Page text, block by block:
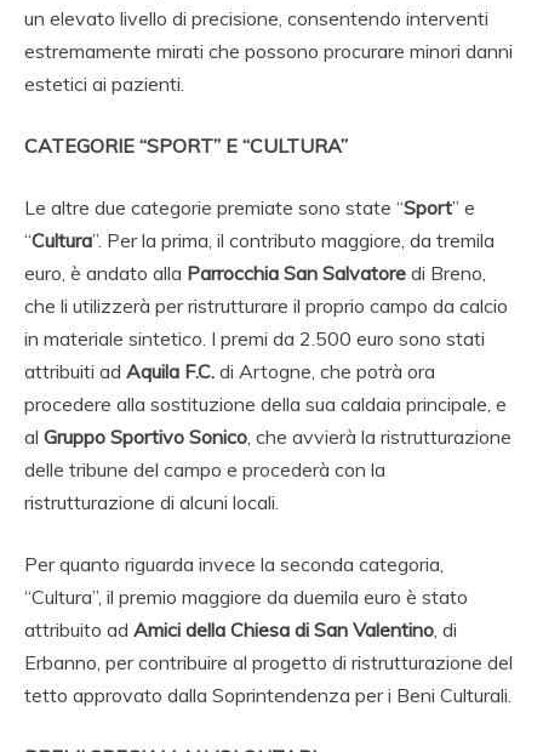
un elevato livello di precisione, consentendo interventi
estremamente mirati che possono procurare minori danni
estetici ai pazienti.
CATEGORIE “SPORT” E “CULTURA”
Le altre due categorie premiate sono state “Sport” e
“Cultura”. Per la prima, il contributo maggiore, da tremila
euro, è andato alla Parrocchia San Salvatore di Breno,
che li utilizzerà per ristrutturare il proprio campo da calcio
in materiale sintetico. I premi da 2.500 euro sono stati
attribuiti ad Aquila F.C. di Artogne, che potrà ora
procedere alla sostituzione della sua caldaia principale, e
al Gruppo Sportivo Sonico, che avvierà la ristrutturazione
delle tribune del campo e procederà con la
ristrutturazione di alcuni locali.
Per quanto riguarda invece la seconda categoria,
“Cultura”, il premio maggiore da duemila euro è stato
attribuito ad Amici della Chiesa di San Valentino, di
Erbanno, per contribuire al progetto di ristrutturazione del
tetto approvato dalla Soprintendenza per i Beni Culturali.